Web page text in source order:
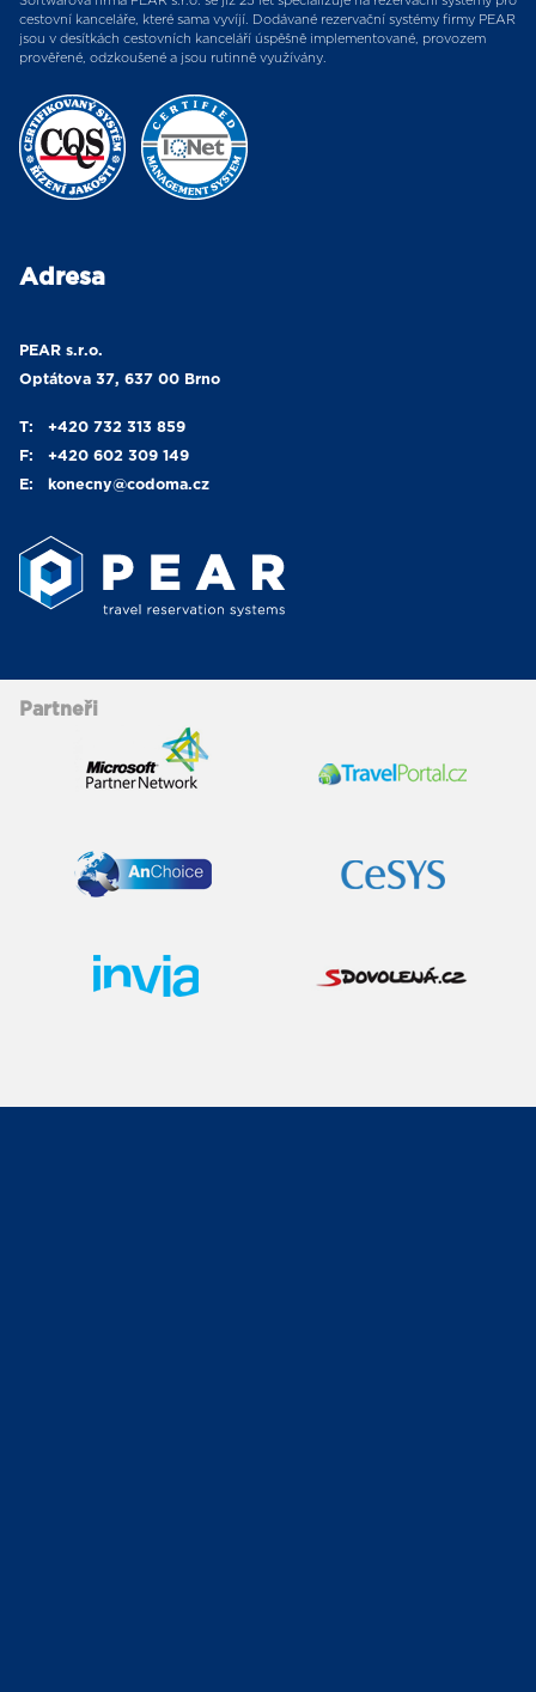
cestovní kanceláře, které sama vyvíjí. Dodávané rezervační systémy firmy PEAR
jsou v desítkách cestovních kanceláří úspěšně implementované, provozem
prověřené, odzkoušené a jsou rutinně využívány.
Adresa
PEAR s.r.o.
Optátova 37, 637 00 Brno
T:
+420 732 313 859
F:
+420 602 309 149
E:
konecny@codoma.cz
Partneři